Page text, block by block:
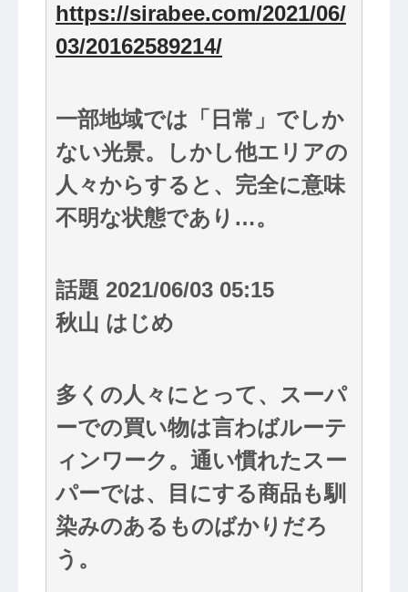
https://sirabee.com/2021/06/
03/20162589214/
一部地域では「日常」でしか
ない光景。しかし他エリアの
人々からすると、完全に意味
不明な状態であり…。
話題 2021/06/03 05:15
秋山 はじめ
多くの人々にとって、スーパ
ーでの買い物は言わばルーテ
ィンワーク。通い慣れたスー
パーでは、目にする商品も馴
染みのあるものばかりだろ
う。